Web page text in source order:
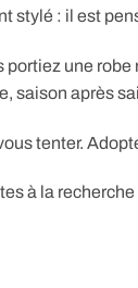
stylé : il est
portiez une
saison après
tenter.
à la recherche